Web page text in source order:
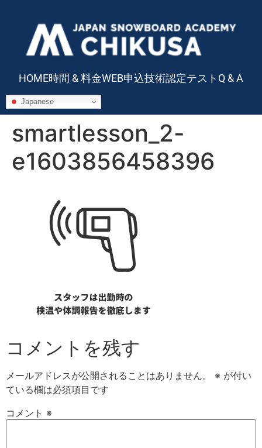
HOME時間 & 料金WEB申込技術認定テスト Q & A
Japanese
smartlesson_2-
e1603856458396
コメントを残す
メールアドレスが公開されることはありません。 ※ が付い
ている欄は必須項目です
コメント ※